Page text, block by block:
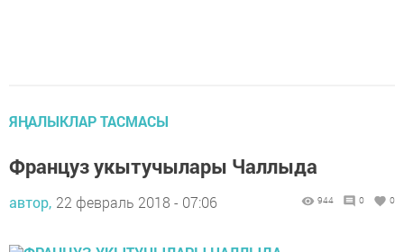
ЯҢАЛЫКЛАР ТАСМАСЫ
Француз укытучылары Чаллыда
автор, 22 февраль 2018 - 07:06 944 0 0